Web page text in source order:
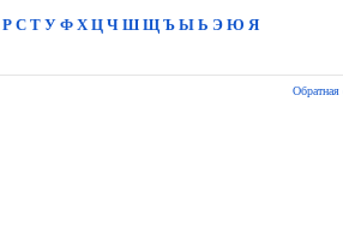
Р С Т У Ф Х Ц Ч Ш Щ Ъ Ы Ь Э Ю Я
Обратная